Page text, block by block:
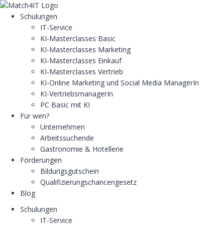
Schulungen
IT-Service
KI-Masterclasses Basic
KI-Masterclasses Marketing
KI-Masterclasses Einkauf
KI-Masterclasses Vertrieb
KI-Online Marketing und Social Media ManagerIn
KI-VertriebsmanagerIn
PC Basic mit KI
Für wen?
Unternehmen
Arbeitssuchende
Gastronomie & Hotellerie
Förderungen
Bildungsgutschein
Qualifizierungschancengesetz
Blog
Schulungen
IT-Service